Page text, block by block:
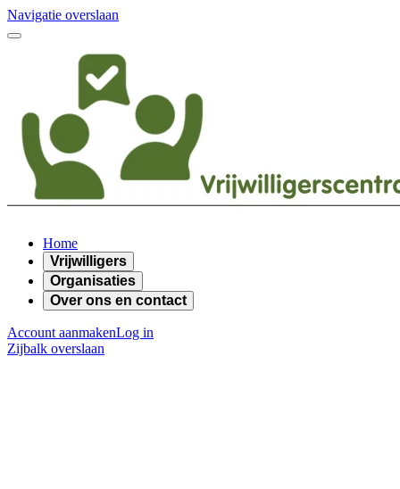
Navigatie overslaan
Home
Vrijwilligers
Organisaties
Over ons en contact
Account aanmakenLog in
Zijbalk overslaan